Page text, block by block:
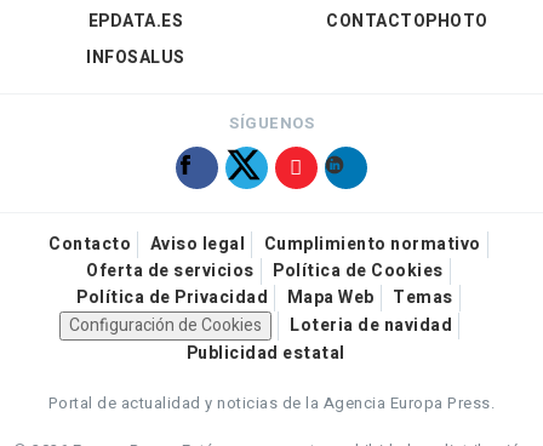
EPDATA.ES
INFOSALUS
CONTACTOPHOTO
SÍGUENOS
Contacto Aviso legal
Cumplimiento normativo
Oferta de servicios
Política de Cookies
Política de Privacidad
Mapa Web
Temas
Configuración de Cookies
Loteria de navidad
Publicidad estatal
Portal de actualidad y noticias de la Agencia Europa Press.